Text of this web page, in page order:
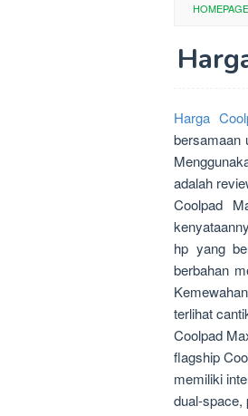
HOMEPAGE
Harga
bersamaan
adalah
Coolpad
hp yang
berbahan
terlihat
Coolpad
flagship
memiliki
dual-space,